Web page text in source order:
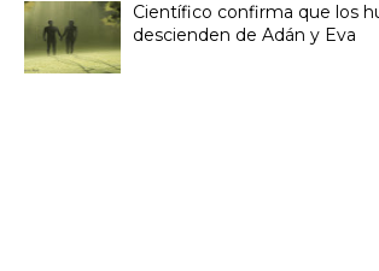
Científico confirma que los
descienden de Adán y Eva